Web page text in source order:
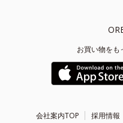
お買い物をも
会社案内TOP 採用情報